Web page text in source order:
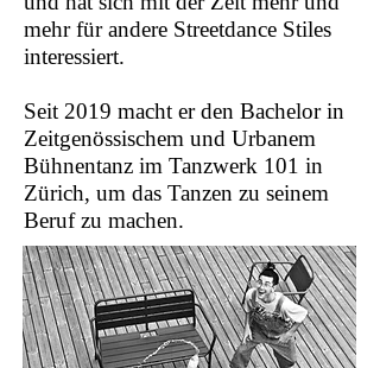
mehr für andere Streetdance Stiles
interessiert.
Seit 2019 macht er den Bachelor in
Zeitgenössischem und Urbanem
Bühnentanz im Tanzwerk 101 in
Zürich, um das Tanzen zu seinem
Beruf zu machen.